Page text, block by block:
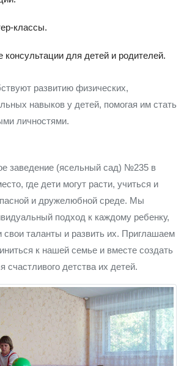
классы.
консультации для детей и родителей.
развитию физических,
навыков у детей, помогая им стать
личностями.
заведение (ясельный сад) №235 в
где дети могут расти, учиться и
и дружелюбной среде. Мы
подход к каждому ребенку,
свои таланты и развить их. Приглашаем
к нашей семье и вместе создать
счастливого детства их детей.